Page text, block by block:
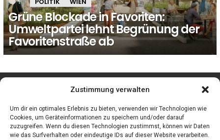
Zustimmung verwalten
Um dir ein optimales Erlebnis zu bieten, verwenden wir Technologien wie
Cookies, um Geräteinformationen zu speichern und/oder darauf
zuzugreifen. Wenn du diesen Technologien zustimmst, können wir Daten
wie das Surfverhalten oder eindeutige IDs auf dieser Website verarbeiten.
Grüne Blockade in Favoriten:
Umweltpartei lehnt Begrünung der
Favoritenstraße ab
facebook instagram
Spiele Zitate Kontakt Datenschutz Impressum